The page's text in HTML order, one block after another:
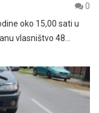
0
oko 15,00 sati u
vlasništvo 48…